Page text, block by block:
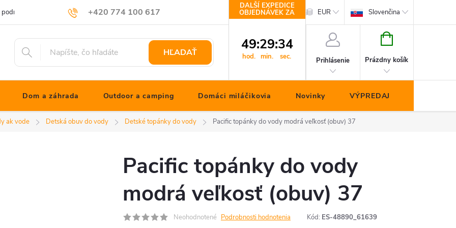
+420 774 100 617
info@jonathanshop.cz
Podmienky ochrany osobných údajov Blog JONATHNshop.cz Kontakty EUR Slovenčina
HĽADAŤ
DALŠÍ EXPEDICE
OBJEDNÁVEK ZA
49
hod.
:29
min.
:33
sec. Prihlásenie
NÁKUPNÝ
Prázdny košík
Dom a záhrada Outdoor a camping Domáci miláčikovia Novinky VÝPREDAJ
ak vode Detská obuv do vody Detské topánky do vody Pacific topánky do vody modrá veľkosť (obuv) 37
Pacific topánky do vody
modrá veľkosť (obuv) 37
Neohodnotené Podrobnosti hodnotenia Kód: ES-48890_61639